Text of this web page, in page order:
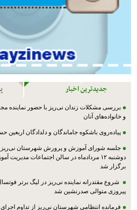
جدیدترین اخبار
بررسی مشکلات زندان نی‌ریز با حضور نماینده
و خانواده‌های آنان
پیاده‌روی باشکوه جاماندگان و دلدادگان اربعین
جلسه شورای آموزش و پرورش شهرستان نی‌ریز
دوشنبه ۱۲ مردادماه در سالن اجتماعات
برگزار شد
شروع مقتدرانه نماینده نی‌ریز در لیگ برتر
پیروزی متوالی صدرنشین شد
فرمانده انتظامی شهرستان نی‌ریز از تداوم